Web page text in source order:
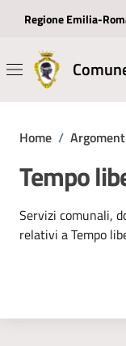
Regione Emilia-
Home /
Tempo
Dettagli
Servizi comunali,
relativi a Tempo